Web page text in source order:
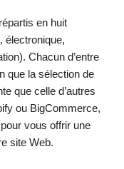
en huit
électronique,
Chacun d’entre
que la sélection de
que celle d’autres
ou BigCommerce,
vous offrir une
site Web.